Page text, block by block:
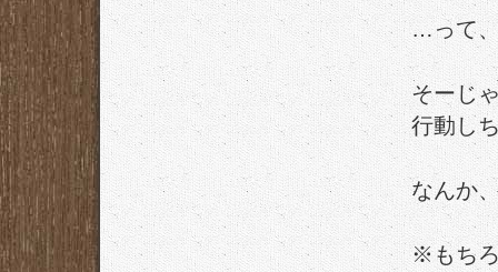
…って
そーじ
行動し
なんか
※もち